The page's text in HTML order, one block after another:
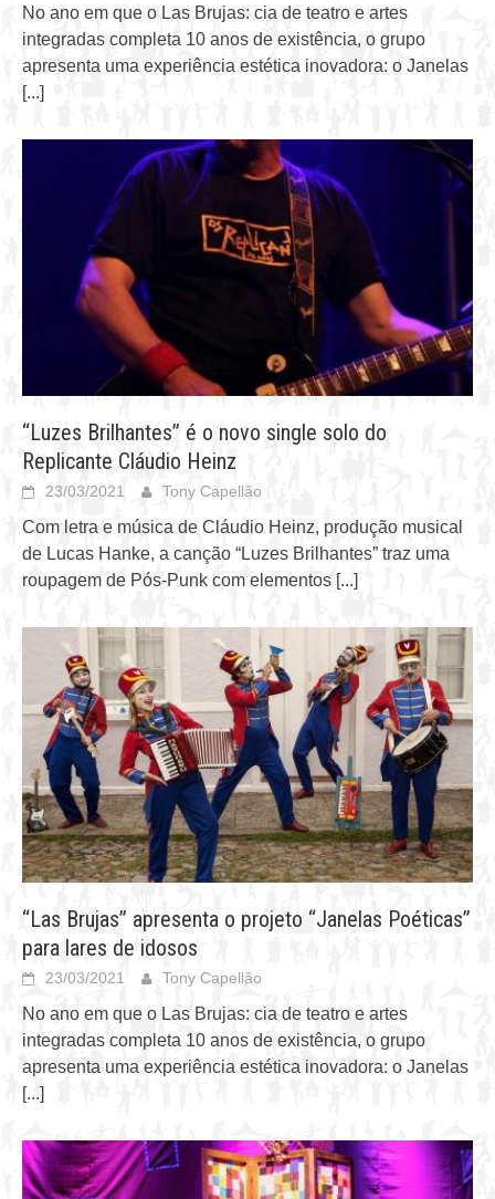
No ano em que o Las Brujas: cia de teatro e artes
integradas completa 10 anos de existência, o grupo
apresenta uma experiência estética inovadora: o Janelas
[...]
“Luzes Brilhantes” é o novo single solo do
Replicante Cláudio Heinz
23/03/2021 Tony Capellão
Com letra e música de Cláudio Heinz, produção musical
de Lucas Hanke, a canção “Luzes Brilhantes” traz uma
roupagem de Pós-Punk com elementos [...]
“Las Brujas” apresenta o projeto “Janelas Poéticas”
para lares de idosos
23/03/2021 Tony Capellão
No ano em que o Las Brujas: cia de teatro e artes
integradas completa 10 anos de existência, o grupo
apresenta uma experiência estética inovadora: o Janelas
[...]